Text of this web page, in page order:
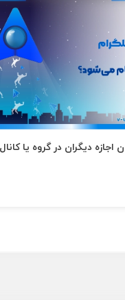
اجازه دیگران در گروه یا کانال